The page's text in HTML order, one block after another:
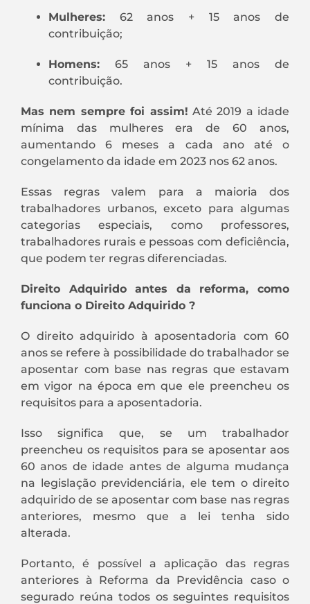
Mulheres: 62 anos + 15 anos de
contribuição;
Homens: 65 anos + 15 anos de
contribuição.
Mas nem sempre foi assim! Até 2019 a idade
mínima das mulheres era de 60 anos,
aumentando 6 meses a cada ano até o
congelamento da idade em 2023 nos 62 anos.
Essas regras valem para a maioria dos
trabalhadores urbanos, exceto para algumas
categorias especiais, como professores,
trabalhadores rurais e pessoas com deficiência,
que podem ter regras diferenciadas.
Direito Adquirido antes da reforma, como
funciona o Direito Adquirido ?
O direito adquirido à aposentadoria com 60
anos se refere à possibilidade do trabalhador se
aposentar com base nas regras que estavam
em vigor na época em que ele preencheu os
requisitos para a aposentadoria.
Isso significa que, se um trabalhador
preencheu os requisitos para se aposentar aos
60 anos de idade antes de alguma mudança
na legislação previdenciária, ele tem o direito
adquirido de se aposentar com base nas regras
anteriores, mesmo que a lei tenha sido
alterada.
Portanto, é possível a aplicação das regras
anteriores à Reforma da Previdência caso o
segurado reúna todos os seguintes requisitos